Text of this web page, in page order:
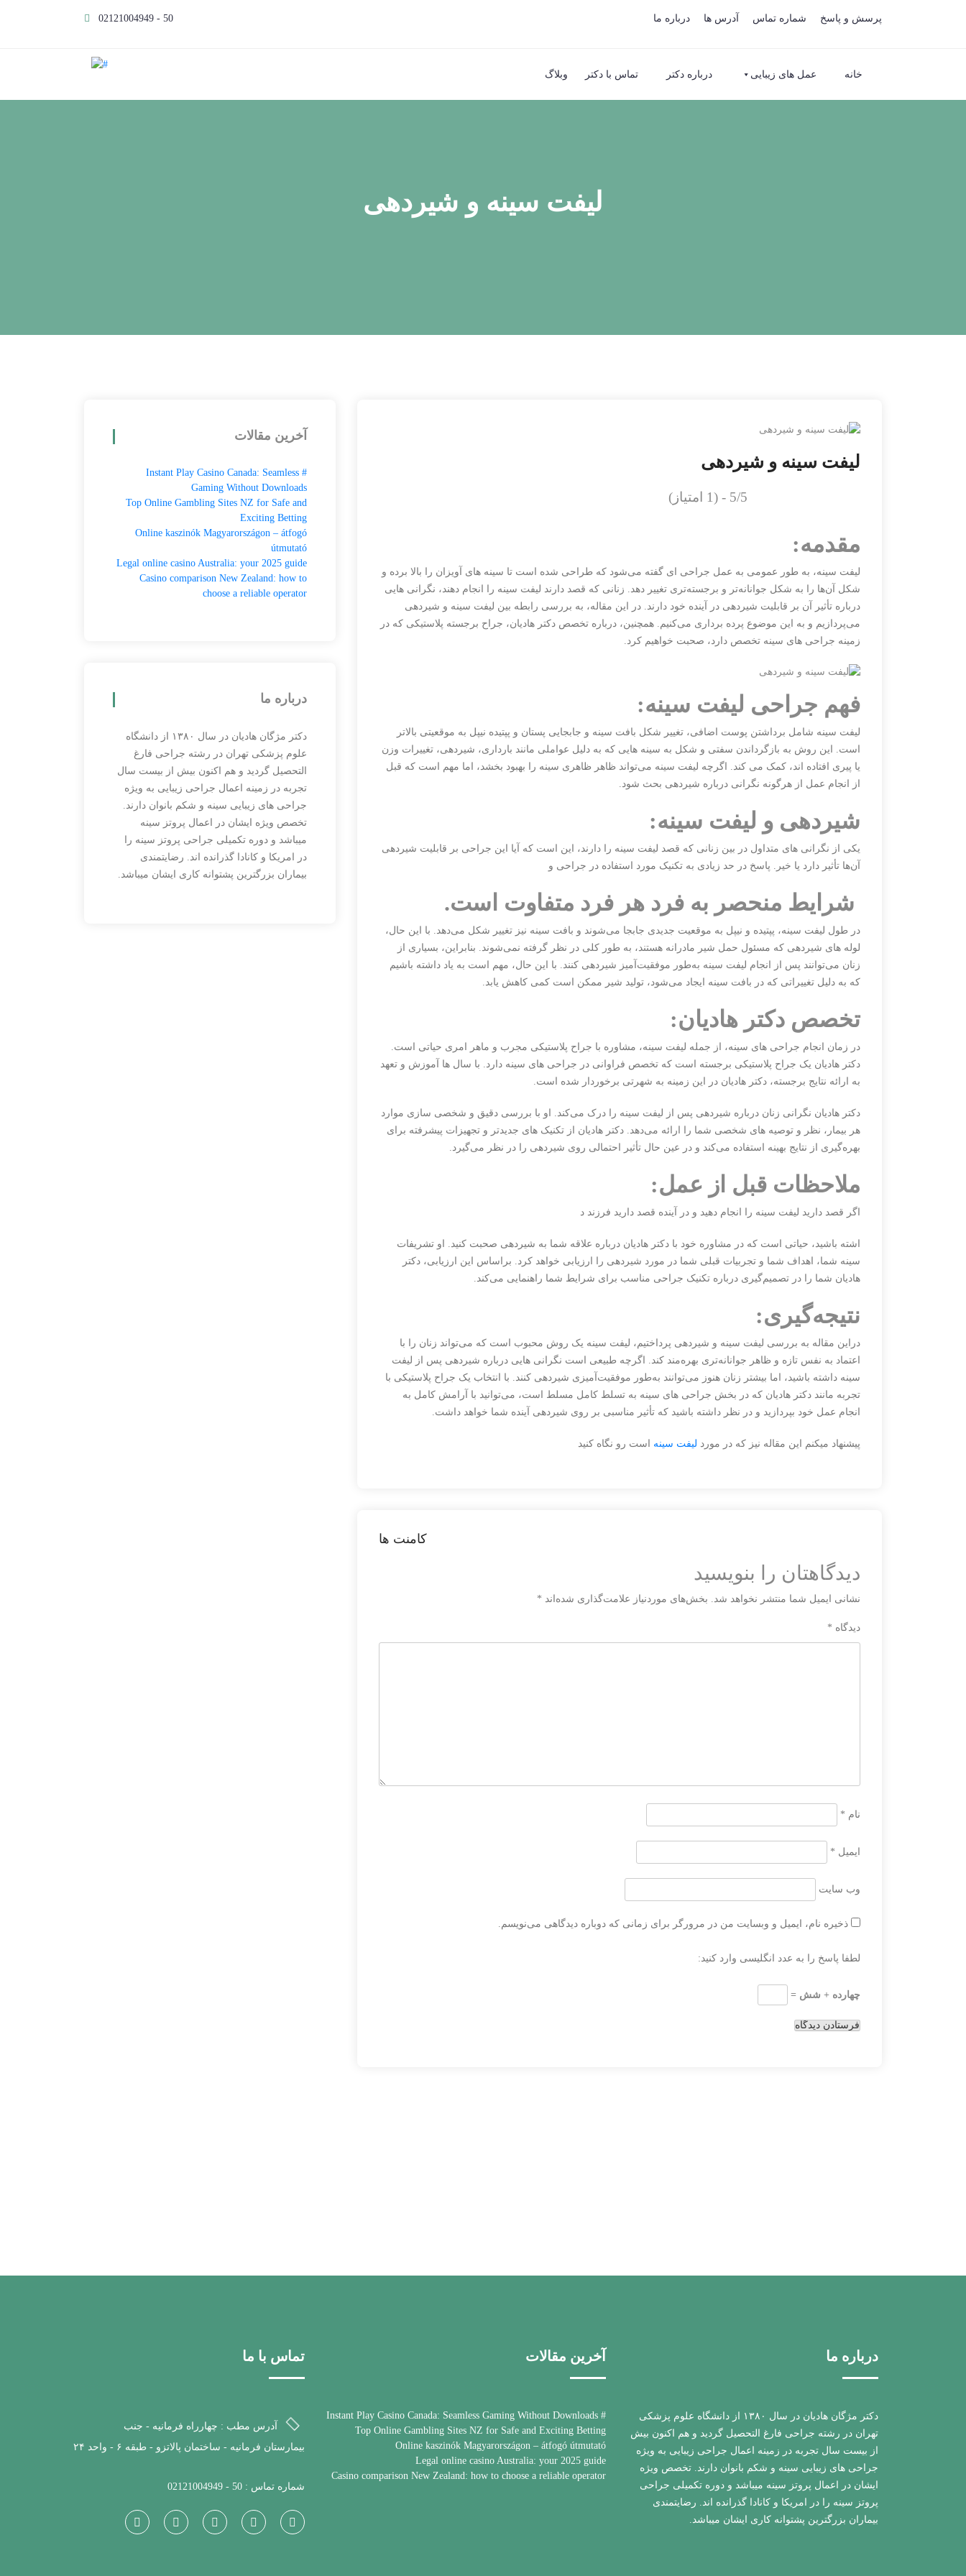
02121004949 - 50 درباره ما آدرس ها شماره تماس پرسش و پاسخ
خانه عمل های زیبایی درباره دکتر تماس با دکتر وبلاگ
لیفت سینه و شیردهی
لیفت سینه و شیردهی
5/5 - (1 امتیاز)
مقدمه:
لیفت سینه، به طور عمومی به عمل جراحی ای گفته می‌شود که طراحی شده است تا سینه های آویزان را بالا برده و
شکل آن‌ها را به شکل جوانانه‌تر و برجسته‌تری تغییر دهد. زنانی که قصد دارند لیفت سینه را انجام دهند، نگرانی هایی
درباره تأثیر آن بر قابلیت شیردهی در آینده خود دارند. در این مقاله، به بررسی رابطه بین لیفت سینه و شیردهی
می‌پردازیم و به این موضوع پرده برداری می‌کنیم. همچنین، درباره تخصص دکتر هادیان، جراح برجسته پلاستیکی که در
زمینه جراحی های سینه تخصص دارد، صحبت خواهیم کرد.
فهم جراحی لیفت سینه:
لیفت سینه شامل برداشتن پوست اضافی، تغییر شکل بافت سینه و جابجایی پستان و پپتیده نیپل به موقعیتی بالاتر
است. این روش به بازگرداندن سفتی و شکل به سینه هایی که به دلیل عواملی مانند بارداری، شیردهی، تغییرات وزن
یا پیری افتاده اند، کمک می کند. اگرچه لیفت سینه می‌تواند ظاهر ظاهری سینه را بهبود بخشد، اما مهم است که قبل
از انجام عمل از هرگونه نگرانی درباره شیردهی بحث شود.
شیردهی و لیفت سینه:
یکی از نگرانی های متداول در بین زنانی که قصد لیفت سینه را دارند، این است که آیا این جراحی بر قابلیت شیردهی
آن‌ها تأثیر دارد یا خیر. پاسخ در حد زیادی به تکنیک مورد استفاده در جراحی و
شرایط منحصر به فرد هر فرد متفاوت است.
در طول لیفت سینه، پپتیده و نیپل به موقعیت جدیدی جابجا می‌شوند و بافت سینه نیز تغییر شکل می‌دهد. با این حال،
لوله های شیردهی که مسئول حمل شیر مادرانه هستند، به طور کلی در نظر گرفته نمی‌شوند. بنابراین، بسیاری از
زنان می‌توانند پس از انجام لیفت سینه به‌طور موفقیت‌آمیز شیردهی کنند. با این حال، مهم است به یاد داشته باشیم
که به دلیل تغییراتی که در بافت سینه ایجاد می‌شود، تولید شیر ممکن است کمی کاهش یابد.
تخصص دکتر هادیان:
در زمان انجام جراحی های سینه، از جمله لیفت سینه، مشاوره با جراح پلاستیکی مجرب و ماهر امری حیاتی است.
دکتر هادیان یک جراح پلاستیکی برجسته است که تخصص فراوانی در جراحی های سینه دارد. با سال ها آموزش و تعهد
به ارائه نتایج برجسته، دکتر هادیان در این زمینه به شهرتی برخوردار شده است.
دکتر هادیان نگرانی زنان درباره شیردهی پس از لیفت سینه را درک می‌کند. او با بررسی دقیق و شخصی سازی موارد
هر بیمار، نظر و توصیه های شخصی شما را ارائه می‌دهد. دکتر هادیان از تکنیک های جدیدتر و تجهیزات پیشرفته برای
بهره‌گیری از نتایج بهینه استفاده می‌کند و در عین حال تأثیر احتمالی روی شیردهی را در نظر می‌گیرد.
ملاحظات قبل از عمل:
اگر قصد دارید لیفت سینه را انجام دهید و در آینده قصد دارید فرزند د
اشته باشید، حیاتی است که در مشاوره خود با دکتر هادیان درباره علاقه شما به شیردهی صحبت کنید. او تشریفات
سینه شما، اهداف شما و تجربیات قبلی شما در مورد شیردهی را ارزیابی خواهد کرد. براساس این ارزیابی، دکتر
هادیان شما را در تصمیم‌گیری درباره تکنیک جراحی مناسب برای شرایط شما راهنمایی می‌کند.
نتیجه‌گیری:
دراین مقاله به بررسی لیفت سینه و شیردهی پرداختیم، لیفت سینه یک روش محبوب است که می‌تواند زنان را با
اعتماد به نفس تازه و ظاهر جوانانه‌تری بهره‌مند کند. اگرچه طبیعی است نگرانی هایی درباره شیردهی پس از لیفت
سینه داشته باشید، اما بیشتر زنان هنوز می‌توانند به‌طور موفقیت‌آمیزی شیردهی کنند. با انتخاب یک جراح پلاستیکی با
تجربه مانند دکتر هادیان که در بخش جراحی های سینه به تسلط کامل مسلط است، می‌توانید با آرامش کامل به
انجام عمل خود بپردازید و در نظر داشته باشید که تأثیر مناسبی بر روی شیردهی آینده شما خواهد داشت.
پیشنهاد میکنم این مقاله نیز که در مورد لیفت سینه است رو نگاه کنید
کامنت ها
دیدگاهتان را بنویسید
نشانی ایمیل شما منتشر نخواهد شد. بخش‌های موردنیاز علامت‌گذاری شده‌اند *
دیدگاه *
نام *
ایمیل *
وب‌ سایت
ذخیره نام، ایمیل و وبسایت من در مرورگر برای زمانی که دوباره دیدگاهی می‌نویسم.
لطفا پاسخ را به عدد انگلیسی وارد کنید:
چهارده + شش =
آخرین مقالات
# Instant Play Casino Canada: Seamless
Gaming Without Downloads
Top Online Gambling Sites NZ for Safe and
Exciting Betting
Online kaszinók Magyarországon – átfogó
útmutató
Legal online casino Australia: your 2025 guide
Casino comparison New Zealand: how to
choose a reliable operator
درباره ما
دکتر مژگان هادیان در سال ۱۳۸۰ از دانشگاه
علوم پزشکی تهران در رشته جراحی فارغ
التحصیل گردید و هم اکنون بیش از بیست سال
تجربه در زمینه اعمال جراحی زیبایی به ویژه
جراحی های زیبایی سینه و شکم بانوان دارند.
تخصص ویژه ایشان در اعمال پروتز سینه
میباشد و دوره تکمیلی جراحی پروتز سینه را
در امریکا و کانادا گذرانده اند. رضایتمندی
بیماران بزرگترین پشتوانه کاری ایشان میباشد.
درباره ما
دکتر مژگان هادیان در سال ۱۳۸۰ از دانشگاه علوم پزشکی
تهران در رشته جراحی فارغ التحصیل گردید و هم اکنون بیش
از بیست سال تجربه در زمینه اعمال جراحی زیبایی به ویژه
جراحی های زیبایی سینه و شکم بانوان دارند. تخصص ویژه
ایشان در اعمال پروتز سینه میباشد و دوره تکمیلی جراحی
پروتز سینه را در امریکا و کانادا گذرانده اند. رضایتمندی
بیماران بزرگترین پشتوانه کاری ایشان میباشد.
آخرین مقالات
# Instant Play Casino Canada: Seamless Gaming Without Downloads
Top Online Gambling Sites NZ for Safe and Exciting Betting
Online kaszinók Magyarországon – átfogó útmutató
Legal online casino Australia: your 2025 guide
Casino comparison New Zealand: how to choose a reliable operator
تماس با ما
آدرس مطب : چهارراه فرمانیه - جنب
بیمارستان فرمانیه - ساختمان پالاتزو - طبقه ۶ - واحد ۲۴
شماره تماس : 50 - 02121004949